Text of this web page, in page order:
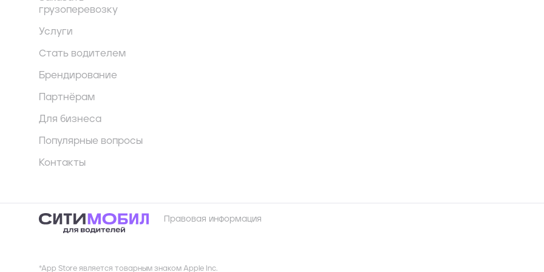
грузоперевозку
Услуги
Стать водителем
Брендирование
Партнёрам
Для бизнеса
Популярные вопросы
Контакты
Правовая информация
*App Store является товарным знаком Apple Inc.